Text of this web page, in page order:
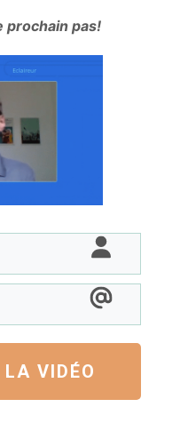
prochain pas!
VIDÉO